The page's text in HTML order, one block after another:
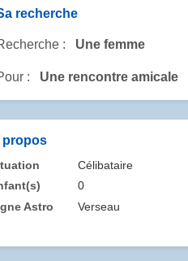
recherche
: Une femme
: Une rencontre amicale
propos
Célibataire
0
Astro
Verseau